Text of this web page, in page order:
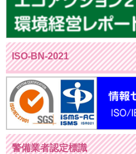
ISO-BN-2021
警備業者認定標識